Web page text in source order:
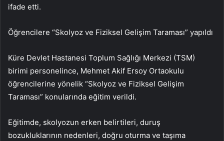
ifade etti.
Öğrencilere “Skolyoz ve Fiziksel Gelişim Taraması” yapıldı
Küre Devlet Hastanesi Toplum Sağlığı Merkezi (TSM)
birimi personelince, Mehmet Akif Ersoy Ortaokulu
öğrencilerine yönelik “Skolyoz ve Fiziksel Gelişim
Taraması” konularında eğitim verildi.
Eğitimde, skolyozun erken belirtileri, duruş
bozukluklarının nedenleri, doğru oturma ve taşıma